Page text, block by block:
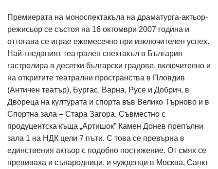
Премиерата на моноспектакъла на драматурга-актьор-
режисьор се състоя на 16 октомври 2007 година и
оттогава се играе ежемесечно при изключителен успех.
Най-гледаният театрален спектакъл в България
гастролира в десетки български градове, включително и
на откритите театрални пространства в Пловдив
(Античен театър), Бургас, Варна, Русе и Добрич, в
Двореца на културата и спорта във Велико Търново и в
Спортна зала – Стара Загора. Съвместно с
продуцентска къща „Артишок” Камен Донев препълни
зала 1 на НДК цели 7 пъти. С това се превърна в
единствения актьор с подобно постижение. От смях се
превиваха и сънародници, и чужденци в Москва, Санкт